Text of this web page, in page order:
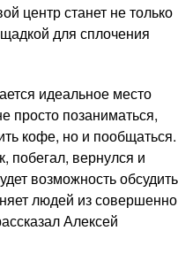
центр станет не только
для сплочения
идеальное место
просто позаниматься,
кофе, но и пообщаться.
побегал, вернулся и
возможность обсудить
людей из совершенно
Алексей